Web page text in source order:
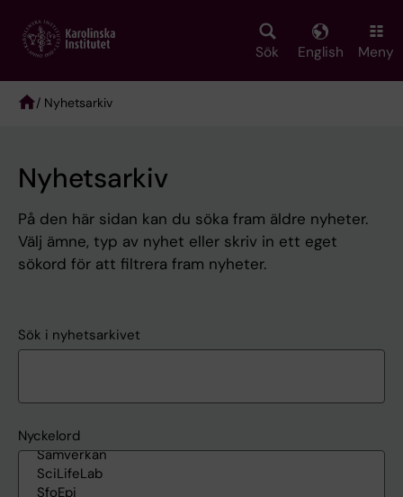
main
Sök English Meny
/ Nyhetsarkiv
Nyhetsarkiv
På den här sidan kan du söka fram äldre nyheter.
Välj ämne, typ av nyhet eller skriv in ett eget
sökord för att filtrera fram nyheter.
Sök i nyhetsarkivet
Nyckelord